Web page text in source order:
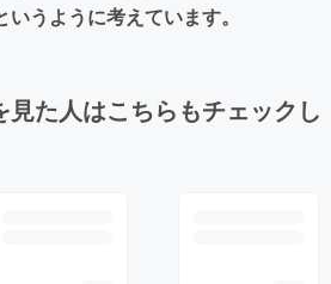
うように考えています。
見た人はこちらもチェックし